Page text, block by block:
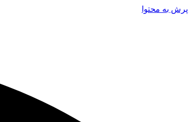
پرش به محتوا